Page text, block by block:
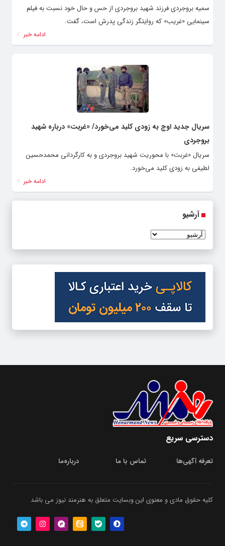
سمیه بروجردی فرزند شهید بروجردی از حس و حال خود نسبت به فیلم
سینمایی «غریب» که روایتگر زندگی پدرش است، گفت.
ادامه خبر
سریال جدید اوج به زودی کلید می‌خورد/ «غربت» درباره شهید
بروجردی
سریال «غربت» با محوریت شهید بروجردی و به کارگردانی محمدحسین
لطیفی به زودی کلید می‌خورد.
ادامه خبر
آرشیو
دسترسی سریع
تعرفه آگهی‌ها تماس با ما درباره‌‌ما
کلیه حقوق مادی و معنوی این وبسایت متعلق به هنرمند نیوز می باشد